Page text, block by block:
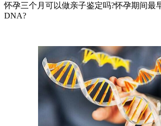
怀孕三个月可以做亲子鉴定吗?怀孕期间最
DNA?